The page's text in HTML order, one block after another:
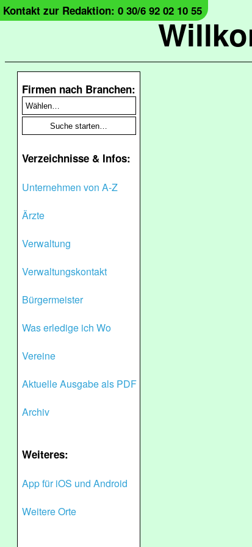
Kontakt zur Redaktion: 0 30/6 92 02 10 55
Firmen nach Branchen:
Verzeichnisse & Infos:
Unternehmen von A-Z
Ärzte
Verwaltung
Verwaltungskontakt
Bürgermeister
Was erledige ich Wo
Vereine
Aktuelle Ausgabe als PDF
Archiv
Weiteres:
App für iOS und Android
Weitere Orte